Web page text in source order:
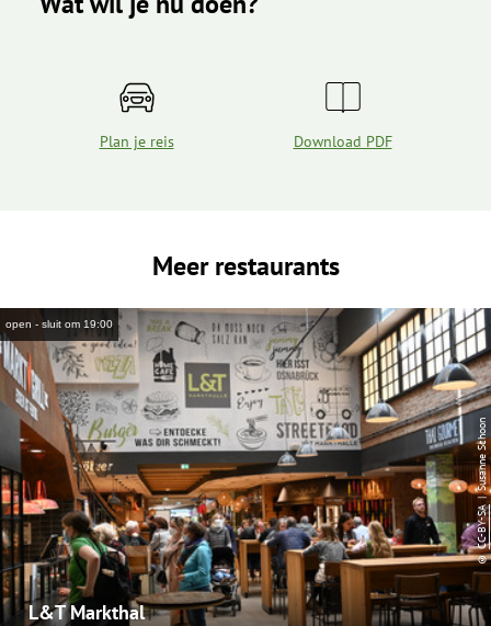
Plan je reis Download PDF
Meer restaurants
open - sluit om 19:00
L&T Markthal
©
CC-BY-SA
| Susanne Schoon